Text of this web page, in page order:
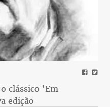
clássico 'Em
edição